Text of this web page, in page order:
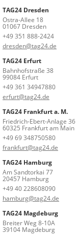
TAG24 Dresden
Ostra-Allee 18
01067 Dresden
+49 351 888-2424
dresden@tag24.de
TAG24 Erfurt
Bahnhofstraße 38
99084 Erfurt
+49 361 34947880
erfurt@tag24.de
TAG24 Frankfurt a. M.
Friedrich-Ebert-Anlage 36
60325 Frankfurt am Main
+49 69 348750580
frankfurt@tag24.de
TAG24 Hamburg
Am Sandtorkai 77
20457 Hamburg
+49 40 228608090
hamburg@tag24.de
TAG24 Magdeburg
Breiter Weg 8-10A
39104 Magdeburg